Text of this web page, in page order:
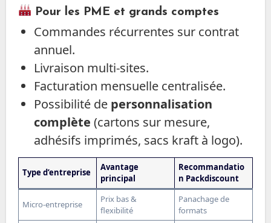
Pour les PME et grands comptes
Commandes récurrentes sur contrat
annuel.
Livraison multi-sites.
Facturation mensuelle centralisée.
Possibilité de personnalisation
complète (cartons sur mesure,
adhésifs imprimés, sacs kraft à logo).
Type d’entreprise
Avantage
principal
Recommandatio
n Packdiscount
Micro-entreprise
Prix bas &
flexibilité
Panachage de
formats